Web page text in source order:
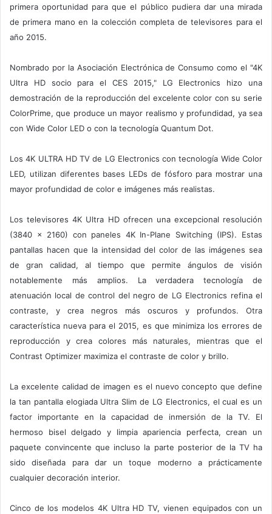
primera oportunidad para que el público pudiera dar una mirada
de primera mano en la colección completa de televisores para el
año 2015.
Nombrado por la Asociación Electrónica de Consumo como el "4K
Ultra HD socio para el CES 2015," LG Electronics hizo una
demostración de la reproducción del excelente color con su serie
ColorPrime, que produce un mayor realismo y profundidad, ya sea
con Wide Color LED o con la tecnología Quantum Dot.
Los 4K ULTRA HD TV de LG Electronics con tecnología Wide Color
LED, utilizan diferentes bases LEDs de fósforo para mostrar una
mayor profundidad de color e imágenes más realistas.
Los televisores 4K Ultra HD ofrecen una excepcional resolución
(3840 x 2160) con paneles 4K In-Plane Switching (IPS). Estas
pantallas hacen que la intensidad del color de las imágenes sea
de gran calidad, al tiempo que permite ángulos de visión
notablemente más amplios. La verdadera tecnología de
atenuación local de control del negro de LG Electronics refina el
contraste, y crea negros más oscuros y profundos. Otra
característica nueva para el 2015, es que minimiza los errores de
reproducción y crea colores más naturales, mientras que el
Contrast Optimizer maximiza el contraste de color y brillo.
La excelente calidad de imagen es el nuevo concepto que define
la tan pantalla elogiada Ultra Slim de LG Electronics, el cual es un
factor importante en la capacidad de inmersión de la TV. El
hermoso bisel delgado y limpia apariencia perfecta, crean un
paquete convincente que incluso la parte posterior de la TV ha
sido diseñada para dar un toque moderno a prácticamente
cualquier decoración interior.
Cinco de los modelos 4K Ultra HD TV, vienen equipados con un